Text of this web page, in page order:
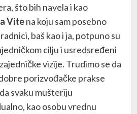
što bih navela i kao
Vitena koju sam posebno
baš kao i ja, potpuno su
cilju i usredsređeni
vizije. Trudimo se da
porizvođačke prakse
svaku mušteriju
kao osobu vrednu